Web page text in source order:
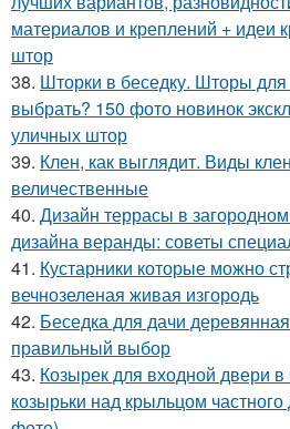
материалов и креплений + идеи
штор
38. Шторки в беседку. Шторы
выбрать? 150 фото новинок
уличных штор
39. Клен, как выглядит. Виды
величественные
40. Дизайн террасы в
дизайна веранды: советы
41. Кустарники которые можно
вечнозеленая живая изгородь
42. Беседка для дачи
правильный выбор
43. Козырек для входной двери
козырьки над крыльцом